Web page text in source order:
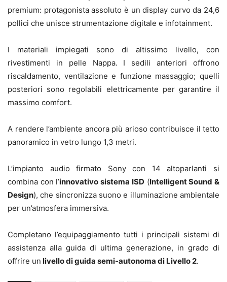
premium: protagonista assoluto è un display curvo da 24,6
pollici che unisce strumentazione digitale e infotainment.
I materiali impiegati sono di altissimo livello, con
rivestimenti in pelle Nappa. I sedili anteriori offrono
riscaldamento, ventilazione e funzione massaggio; quelli
posteriori sono regolabili elettricamente per garantire il
massimo comfort.
A rendere l’ambiente ancora più arioso contribuisce il tetto
panoramico in vetro lungo 1,3 metri.
L’impianto audio firmato Sony con 14 altoparlanti si
combina con l’innovativo sistema ISD (Intelligent Sound &
Design), che sincronizza suono e illuminazione ambientale
per un’atmosfera immersiva.
Completano l’equipaggiamento tutti i principali sistemi di
assistenza alla guida di ultima generazione, in grado di
offrire un livello di guida semi-autonoma di Livello 2.